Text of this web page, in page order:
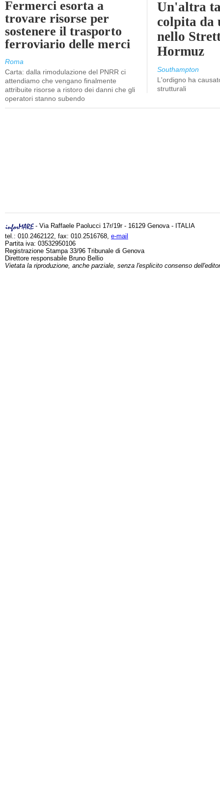
Fermerci esorta a
trovare risorse per
sostenere il trasporto
ferroviario delle merci
Roma
Carta: dalla rimodulazione del PNRR ci
attendiamo che vengano finalmente
attribuite risorse a ristoro dei danni che gli
operatori stanno subendo
Un'altra
colpita da
nello
Hormuz
Southampton
L'ordigno ha
strutturali
- Via Raffaele Paolucci 17r/19r - 16129 Genova - ITALIA
tel.: 010.2462122, fax: 010.2516768, e-mail
Partita iva: 03532950106
Registrazione Stampa 33/96 Tribunale di Genova
Direttore responsabile Bruno Bellio
Vietata la riproduzione, anche parziale, senza l'esplicito consenso